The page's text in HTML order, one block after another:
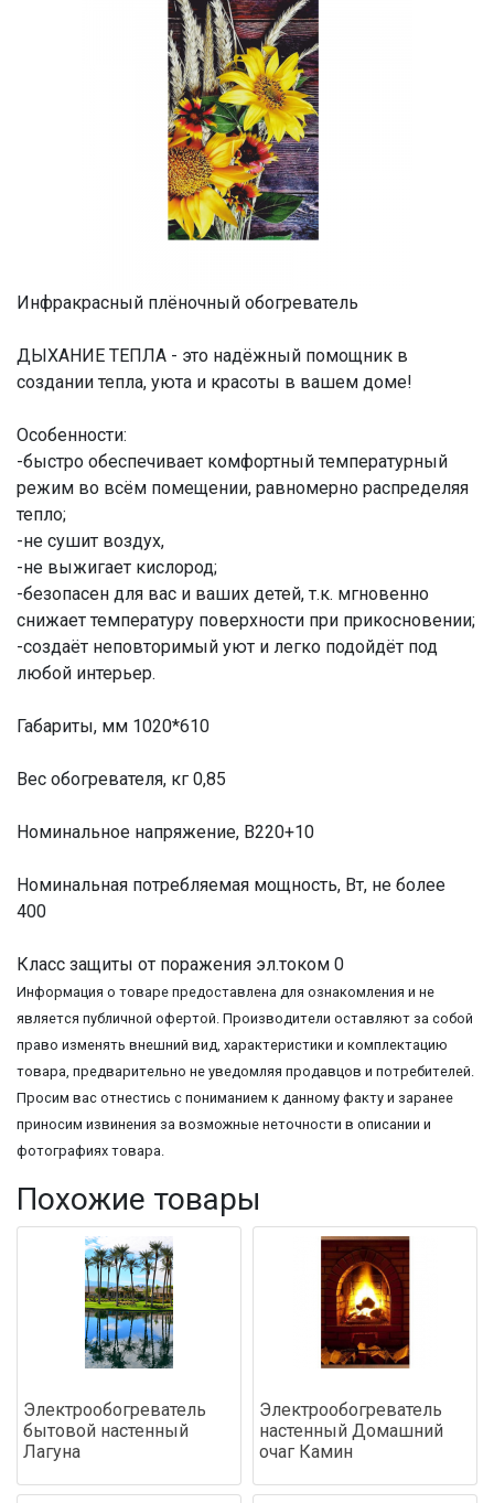
Инфракрасный плёночный обогреватель
ДЫХАНИЕ ТЕПЛА - это надёжный помощник в
создании тепла, уюта и красоты в вашем доме!
Особенности:
-быстро обеспечивает комфортный температурный
режим во всём помещении, равномерно распределяя
тепло;
-не сушит воздух,
-не выжигает кислород;
-безопасен для вас и ваших детей, т.к. мгновенно
снижает температуру поверхности при прикосновении;
-создаёт неповторимый уют и легко подойдёт под
любой интерьер.
Габариты, мм 1020*610
Вес обогревателя, кг 0,85
Номинальное напряжение, В220+10
Номинальная потребляемая мощность, Вт, не более
400
Класс защиты от поражения эл.током 0
Информация о товаре предоставлена для ознакомления и не
является публичной офертой. Производители оставляют за собой
право изменять внешний вид, характеристики и комплектацию
товара, предварительно не уведомляя продавцов и потребителей.
Просим вас отнестись с пониманием к данному факту и заранее
приносим извинения за возможные неточности в описании и
фотографиях товара.
Похожие товары
Электрообогреватель
бытовой настенный
Лагуна
Электрообогреватель
настенный Домашний
очаг Камин